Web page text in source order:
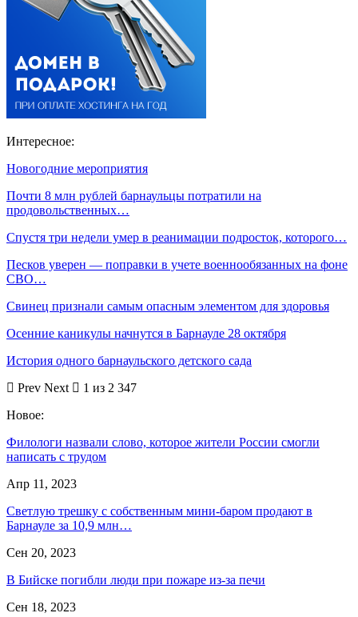
Интересное:
Новогодние мероприятия
Почти 8 млн рублей барнаульцы потратили на
продовольственных…
Спустя три недели умер в реанимации подросток, которого…
Песков уверен — поправки в учете военнообязанных на фоне
СВО…
Свинец признали самым опасным элементом для здоровья
Осенние каникулы начнутся в Барнауле 28 октября
История одного барнаульского детского сада
Prev Next
1 из 2 347
Новое:
Филологи назвали слово, которое жители России смогли
написать с трудом
Апр 11, 2023
Светлую трешку с собственным мини-баром продают в
Барнауле за 10,9 млн…
Сен 20, 2023
В Бийске погибли люди при пожаре из-за печи
Сен 18, 2023